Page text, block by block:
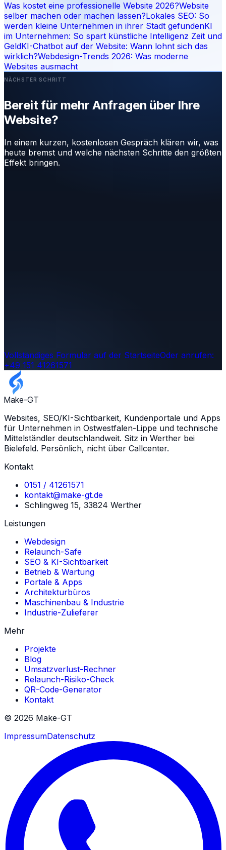
Was kostet eine professionelle Website 2026?Website
selber machen oder machen lassen?Lokales SEO: So
werden kleine Unternehmen in ihrer Stadt gefundenKI
im Unternehmen: So spart künstliche Intelligenz Zeit und
GeldKI-Chatbot auf der Website: Wann lohnt sich das
wirklich?Webdesign-Trends 2026: Was moderne
Websites ausmacht
NÄCHSTER SCHRITT
Bereit für mehr Anfragen über Ihre
Website?
In einem kurzen, kostenlosen Gespräch klären wir, was
heute bremst und welche nächsten Schritte den größten
Effekt bringen.
24h
Vollständiges Formular auf der StartseiteOder anrufen:
+49 151 41261571
Make-GT
Websites, SEO/KI-Sichtbarkeit, Kundenportale und Apps
für Unternehmen in Ostwestfalen-Lippe und technische
Mittelständler deutschlandweit. Sitz in Werther bei
Bielefeld. Persönlich, nicht über Callcenter.
Kontakt
0151 / 41261571
kontakt@make-gt.de
Schlingweg 15, 33824 Werther
Leistungen
Webdesign
Relaunch-Safe
SEO & KI-Sichtbarkeit
Betrieb & Wartung
Portale & Apps
Architekturbüros
Maschinenbau & Industrie
Industrie-Zulieferer
Mehr
Projekte
Blog
Umsatzverlust-Rechner
Relaunch-Risiko-Check
QR-Code-Generator
Kontakt
© 2026 Make-GT
ImpressumDatenschutz